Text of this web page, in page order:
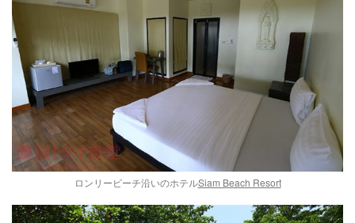
ロンリービーチ沿いのホテルSiam Beach Resort